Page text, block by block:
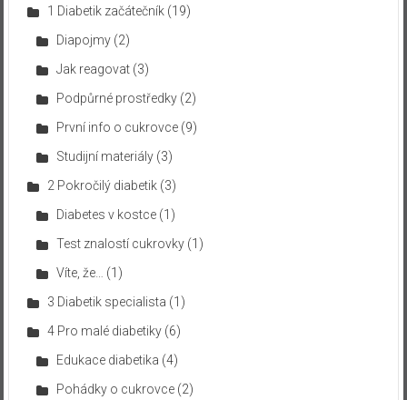
1 Diabetik začátečník(19)
Diapojmy(2)
Jak reagovat(3)
Podpůrné prostředky(2)
První info o cukrovce(9)
Studijní materiály(3)
2 Pokročilý diabetik(3)
Diabetes v kostce(1)
Test znalostí cukrovky(1)
Víte, že…
(1)
3 Diabetik specialista (1)
4 Pro malé diabetiky(6)
Edukace diabetika (4)
Pohádky o cukrovce(2)